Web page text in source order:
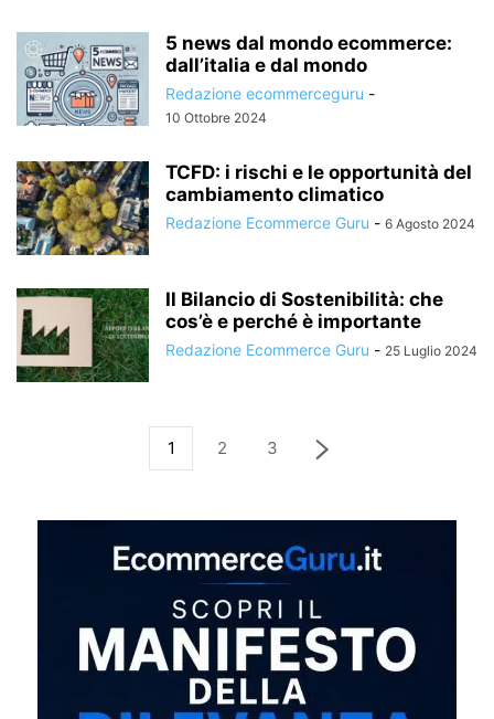
5 news dal mondo ecommerce:
dall’italia e dal mondo
Redazione ecommerceguru -
10 Ottobre 2024
TCFD: i rischi e le opportunità del
cambiamento climatico
Redazione Ecommerce Guru - 6 Agosto 2024
Il Bilancio di Sostenibilità: che
cos’è e perché è importante
Redazione Ecommerce Guru - 25 Luglio 2024
1 2 3